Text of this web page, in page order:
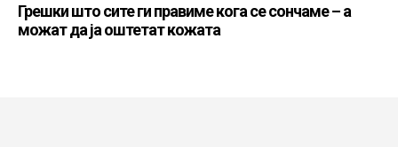
Грешки што сите ги правиме кога се сончаме – а
можат да ја оштетат кожата